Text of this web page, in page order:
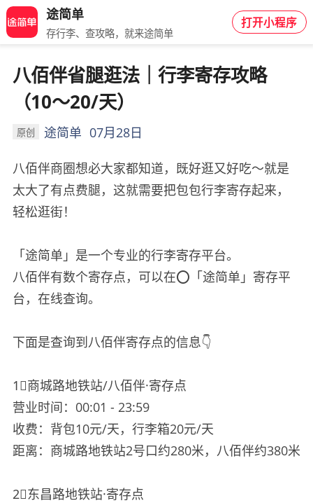
途简单
存行李、查攻略，就来途简单
打开小程序
八佰伴省腿逛法｜行李寄存攻略
（10～20/天）
原创 途简单 07月28日
八佰伴商圈想必大家都知道，既好逛又好吃～就是
太大了有点费腿，这就需要把包包行李寄存起来，
轻松逛街！
「途简单」是一个专业的行李寄存平台。
八佰伴有数个寄存点，可以在⭕「途简单」寄存平
台，在线查询。
下面是查询到八佰伴寄存点的信息👇
1⃣️商城路地铁站/八佰伴·寄存点
营业时间：00:01 - 23:59
收费：背包10元/天，行李箱20元/天
距离：商城路地铁站2号口约280米，八佰伴约380米
2⃣️东昌路地铁站·寄存点